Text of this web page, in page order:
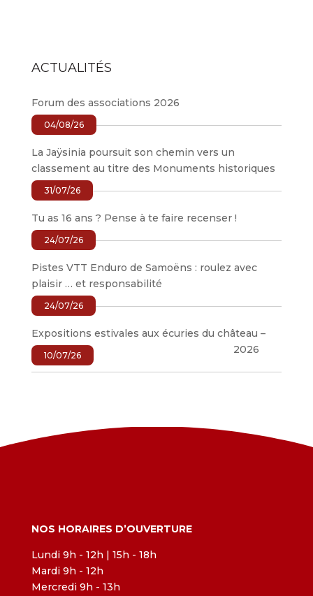
ACTUALITÉS
Forum des associations 2026
04/08/26
La Jaÿsinia poursuit son chemin vers un
classement au titre des Monuments historiques
31/07/26
Tu as 16 ans ? Pense à te faire recenser !
24/07/26
Pistes VTT Enduro de Samoëns : roulez avec
plaisir … et responsabilité
24/07/26
Expositions estivales aux écuries du château –
2026
10/07/26
NOS HORAIRES D’OUVERTURE
Lundi 9h - 12h | 15h - 18h
Mardi 9h - 12h
Mercredi 9h - 13h